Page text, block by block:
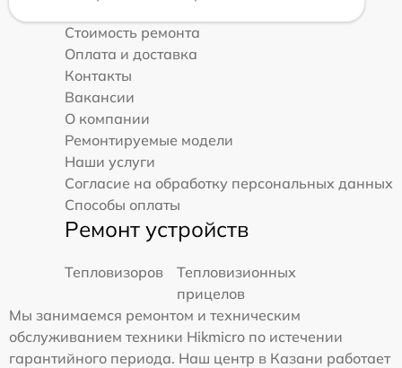
Стоимость ремонта
Оплата и доставка
Контакты
Вакансии
О компании
Ремонтируемые модели
Наши услуги
Согласие на обработку персональных данных
Способы оплаты
Ремонт устройств
Тепловизоров
Тепловизионных
прицелов
Мы занимаемся ремонтом и техническим
обслуживанием техники Hikmicro по истечении
гарантийного периода. Наш центр в Казани работает